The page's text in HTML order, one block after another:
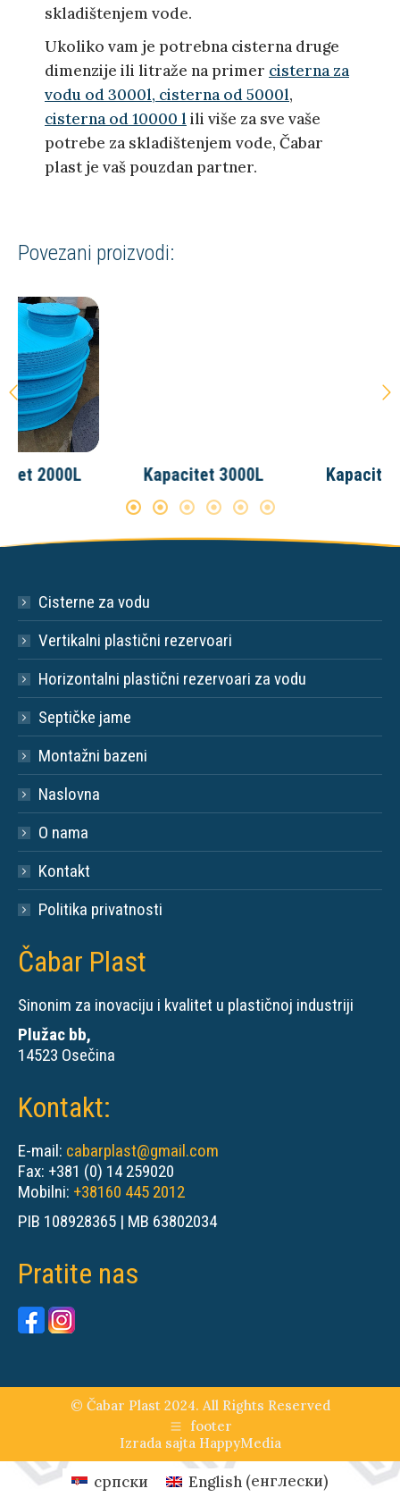
skladištenjem vode.
Ukoliko vam je potrebna cisterna druge
dimenzije ili litraže na primer cisterna za
vodu od 3000l, cisterna od 5000l,
cisterna od 10000 l ili više za sve vaše
potrebe za skladištenjem vode, Čabar
plast je vaš pouzdan partner.
Povezani proizvodi:
Kapacitet 3000L Kapacitet 4000L
Cisterne za vodu
Vertikalni plastični rezervoari
Horizontalni plastični rezervoari za vodu
Septičke jame
Montažni bazeni
Naslovna
O nama
Kontakt
Politika privatnosti
Čabar Plast
Sinonim za inovaciju i kvalitet u plastičnoj industriji
Plužac bb,
14523 Osečina
Kontakt:
E-mail: cabarplast@gmail.com
Fax: +381 (0) 14 259020
Mobilni: +38160 445 2012
PIB 108928365 | MB 63802034
Pratite nas
© Čabar Plast 2024. All Rights Reserved
footer
Izrada sajta HappyMedia
српски English(енглески)